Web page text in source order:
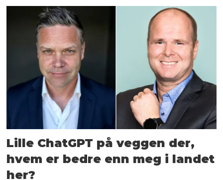
Lille ChatGPT på veggen der,
hvem er bedre enn meg i landet
her?